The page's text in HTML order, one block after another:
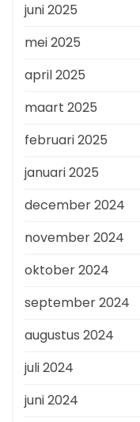
juni 2025
mei 2025
april 2025
maart 2025
februari 2025
januari 2025
december 2024
november 2024
oktober 2024
september 2024
augustus 2024
juli 2024
juni 2024